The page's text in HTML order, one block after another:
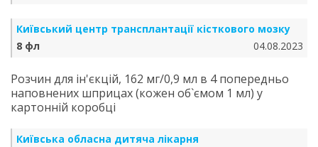
Київський центр трансплантації кісткового мозку
8 фл
04.08.2023
Розчин для ін'єкцій, 162 мг/0,9 мл в 4 попередньо
наповнених шприцах (кожен об`ємом 1 мл) у
картонній коробці
Київська обласна дитяча лікарня